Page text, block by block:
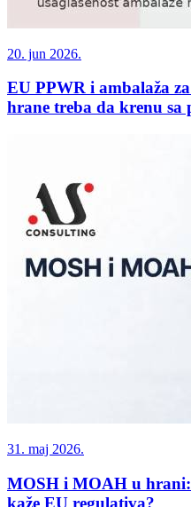
20. jun 2026.
EU PPWR i ambalaža
hrane treba da krenu sa
31. maj 2026.
MOSH i MOAH u hrani:
kaže EU regulativa?